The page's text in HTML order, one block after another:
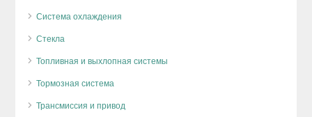
Система охлаждения
Стекла
Топливная и выхлопная системы
Тормозная система
Трансмиссия и привод